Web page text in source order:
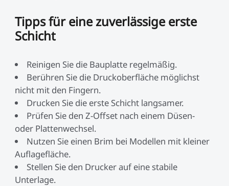
Tipps für eine zuverlässige erste
Schicht
Reinigen Sie die Bauplatte regelmäßig.
Berühren Sie die Druckoberfläche möglichst
nicht mit den Fingern.
Drucken Sie die erste Schicht langsamer.
Prüfen Sie den Z-Offset nach einem Düsen-
oder Plattenwechsel.
Nutzen Sie einen Brim bei Modellen mit kleiner
Auflagefläche.
Stellen Sie den Drucker auf eine stabile
Unterlage.